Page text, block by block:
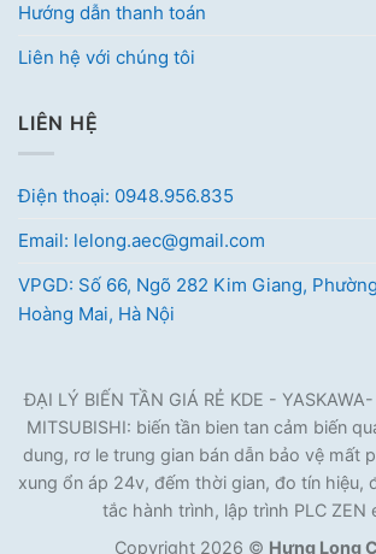
Hướng dẫn thanh toán
Liên hệ với chúng tôi
LIÊN HỆ
Điện thoại: 0948.956.835
Email: lelong.aec@gmail.com
VPGD: Số 66, Ngõ 282 Kim Giang,
Hoàng Mai, Hà Nội
ĐẠI LÝ BIẾN TẦN GIÁ RẺ KDE -
MITSUBISHI: biến tần bien tan cảm biến
dung, rơ le trung gian bán dẫn bảo vệ mất
xung ổn áp 24v, đếm thời gian, đo tín hiệu,
tắc hành trình, lập trình PLC ZEN
Copyright 2026 © Hưng Long